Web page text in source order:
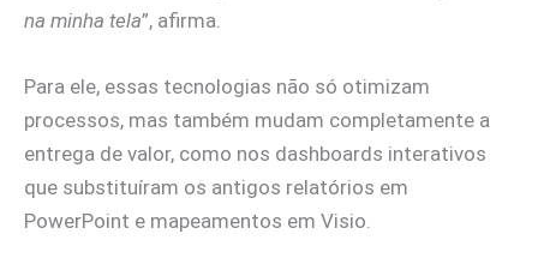
na minha tela”, afirma.
Para ele, essas tecnologias não só otimizam
processos, mas também mudam completamente a
entrega de valor, como nos dashboards interativos
que substituíram os antigos relatórios em
PowerPoint e mapeamentos em Visio.